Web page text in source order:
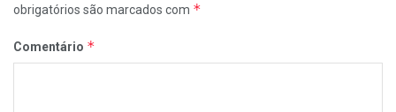
obrigatórios são marcados com *
Comentário *